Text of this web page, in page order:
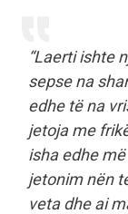
“Laerti ishte
sepse na
edhe të na
jetoja me
isha edhe
jetonim nën
veta dhe ai